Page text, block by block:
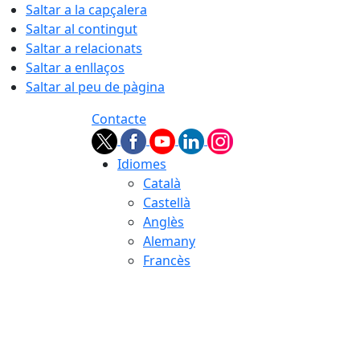
Saltar a la capçalera
Saltar al contingut
Saltar a relacionats
Saltar a enllaços
Saltar al peu de pàgina
Contacte
Idiomes
Català
Castellà
Anglès
Alemany
Francès